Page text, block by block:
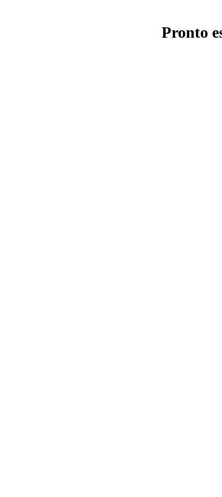
Pronto